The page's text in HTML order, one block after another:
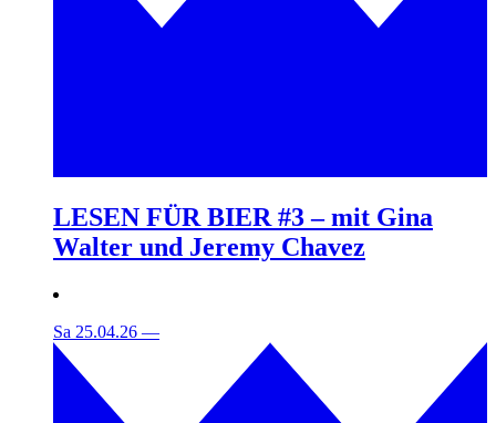
LESEN FÜR BIER #3 – mit Gina
Walter und Jeremy Chavez
Sa 25.04.26 —